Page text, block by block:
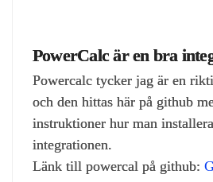
PowerCalc är en bra
Powercalc tycker jag är en
och den hittas här på github
instruktioner hur man
integrationen.
Länk till powercal på github: